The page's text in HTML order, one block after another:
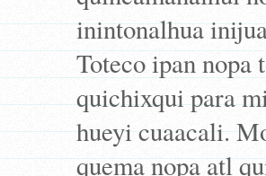
inintonalhua
Toteco ipan nopa
quichixqui para
hueyi cuaacali.
quema nopa atl